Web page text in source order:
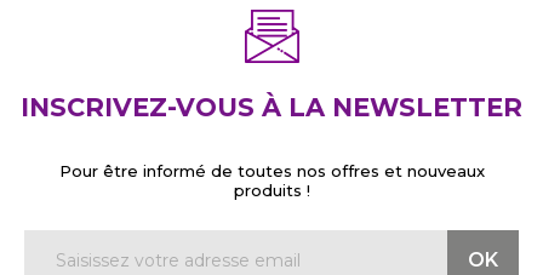
INSCRIVEZ-VOUS À LA NEWSLETTER
Pour être informé de toutes nos offres et nouveaux
produits !